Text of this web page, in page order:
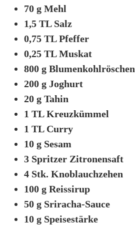
70 g Mehl
1,5 TL Salz
0,75 TL Pfeffer
0,25 TL Muskat
800 g Blumenkohlröschen
200 g Joghurt
20 g Tahin
1 TL Kreuzkümmel
1 TL Curry
10 g Sesam
3 Spritzer Zitronensaft
4 Stk. Knoblauchzehen
100 g Reissirup
50 g Sriracha-Sauce
10 g Speisestärke